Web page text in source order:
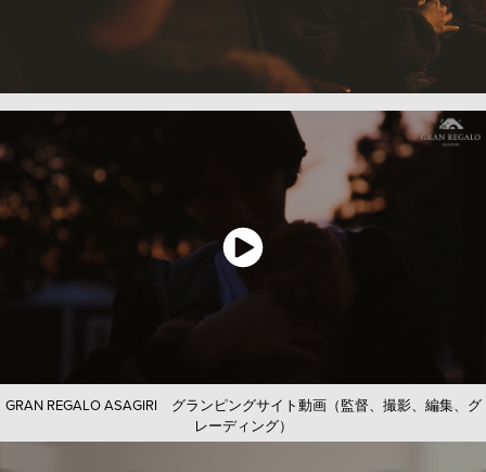
GRAN REGALO ASAGIRI グランピングサイト動画（監督、撮影、編集、グ
レーディング）